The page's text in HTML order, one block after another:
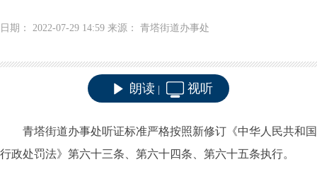
日期： 2022-07-29 14:59 来源： 青塔街道办事处
朗读 视听
青塔街道办事处听证标准严格按照新修订《中华人民共和国
行政处罚法》第六十三条、第六十四条
第六十五条执行。